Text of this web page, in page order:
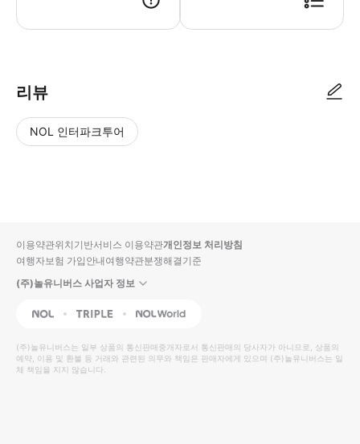
리뷰
NOL 인터파크투어
입니
다.
높
은
순
동
영
상
순
상
이용약관위치기반서비스 이용약관개인정보 처리방침
여행자보험 가입안내여행약관분쟁해결기준
(주)놀유니버스 사업자 정보
NOL Triple Interpark Global
(주)놀유니버스는 일부 상품의 통신판매중개자로서 통신판매의 당사자가 아니므로, 상품의
예약, 이용 및 환불 등 거래와 관련된 의무와 책임은 판매자에게 있으며 (주)놀유니버스는 일
체 책임을 지지 않습니다.